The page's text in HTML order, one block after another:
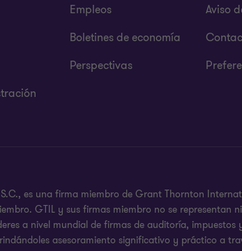
Empleos
Boletines de economía
Perspectivas
Aviso
es una firma miembro de Grant Thornton
GTIL y sus firmas miembro no se
a nivel mundial de firmas de auditoría,
asesoramiento significativo y práctico a